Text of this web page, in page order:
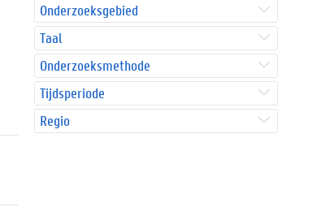
Onderzoeksgebied
Taal
Onderzoeksmethode
Tijdsperiode
Regio